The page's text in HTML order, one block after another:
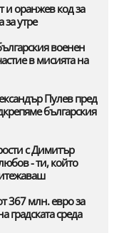
и оранжев код за
за утре
военен
в мисията на
Пулев пред
българския
с Димитър
- ти, който
367 млн. евро за
градската среда